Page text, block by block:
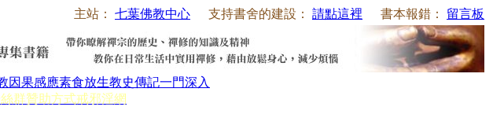
主站： 七葉佛教中心 支持書舍的建設： 請點這裡 書本報錯： 留言板
因果感應素食放生教史傳記一門深入
群贊助方式戒邪淫網